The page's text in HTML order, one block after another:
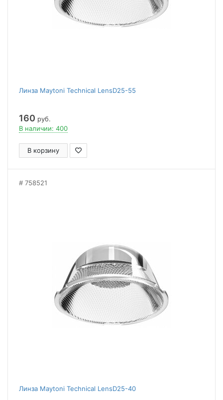
Линза Maytoni Technical LensD25-55
160 руб.
В наличии: 400
В корзину
758521
Линза Maytoni Technical LensD25-40